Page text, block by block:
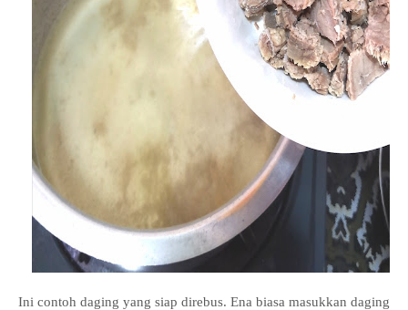
Ini contoh daging yang siap direbus. Ena biasa masukkan daging